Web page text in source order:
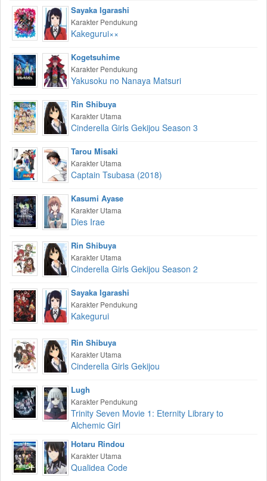
Sayaka Igarashi
Karakter Pendukung
Kakegurui××
Kogetsuhime
Karakter Pendukung
Yakusoku no Nanaya Matsuri
Rin Shibuya
Karakter Utama
Cinderella Girls Gekijou Season 3
Tarou Misaki
Karakter Utama
Captain Tsubasa (2018)
Kasumi Ayase
Karakter Utama
Dies Irae
Rin Shibuya
Karakter Utama
Cinderella Girls Gekijou Season 2
Sayaka Igarashi
Karakter Pendukung
Kakegurui
Rin Shibuya
Karakter Utama
Cinderella Girls Gekijou
Lugh
Karakter Pendukung
Trinity Seven Movie 1: Eternity Library to
Alchemic Girl
Hotaru Rindou
Karakter Utama
Qualidea Code